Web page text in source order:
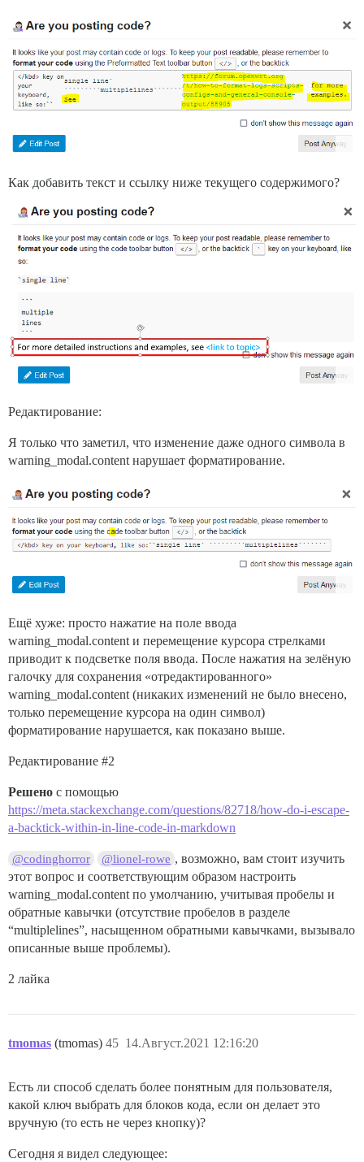
Как добавить текст и ссылку ниже текущего содержимого?
Редактирование:
Я только что заметил, что изменение даже одного символа в
warning_modal.content нарушает форматирование.
Ещё хуже: просто нажатие на поле ввода
warning_modal.content и перемещение курсора стрелками
приводит к подсветке поля ввода. После нажатия на зелёную
галочку для сохранения «отредактированного»
warning_modal.content (никаких изменений не было внесено,
только перемещение курсора на один символ)
форматирование нарушается, как показано выше.
Редактирование #2
Решено с помощью
https://meta.stackexchange.com/questions/82718/how-do-i-escape-
a-backtick-within-in-line-code-in-markdown
@codinghorror @lionel-rowe , возможно, вам стоит изучить
этот вопрос и соответствующим образом настроить
warning_modal.content по умолчанию, учитывая пробелы и
обратные кавычки (отсутствие пробелов в разделе
“multiplelines”, насыщенном обратными кавычками, вызывало
описанные выше проблемы).
2 лайка
tmomas (tmomas) 14.Август.2021 12:16:20
45
Есть ли способ сделать более понятным для пользователя,
какой ключ выбрать для блоков кода, если он делает это
вручную (то есть не через кнопку)?
Сегодня я видел следующее: